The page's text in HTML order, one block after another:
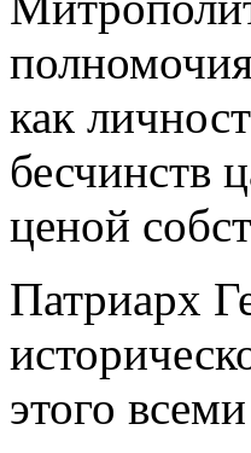
как
бесчинств
ценой
Патриарх
этого